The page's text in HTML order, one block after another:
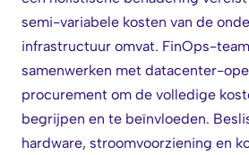
semi-variabele kosten van de
infrastructuur omvat. FinOps-
samenwerken met datacenter-
procurement om de volledige
begrijpen en te beïnvloeden.
hardware, stroomvoorziening en